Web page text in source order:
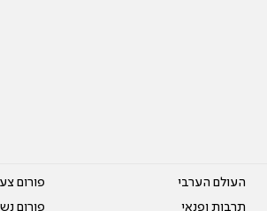
העולם הערבי
תרבות ופנאי
פורום
פורום